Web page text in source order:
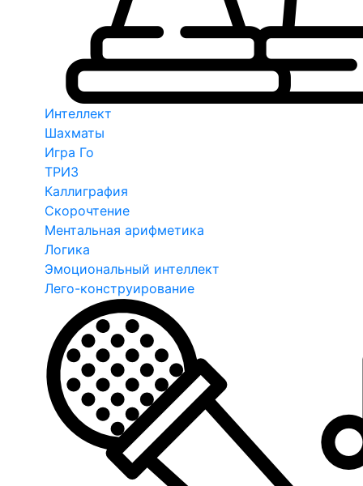
Интеллект
Шахматы
Игра Го
ТРИЗ
Каллиграфия
Скорочтение
Ментальная арифметика
Логика
Эмоциональный интеллект
Лего-конструирование